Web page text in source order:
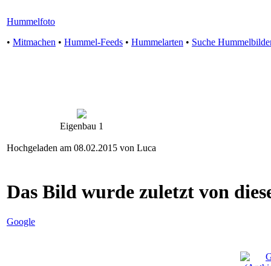
Hummelfoto
• Mitmachen • Hummel-Feeds • Hummelarten • Suche
Eigenbau 1
Hochgeladen am 08.02.2015 von Luca
Das Bild wurde zuletzt von
Google